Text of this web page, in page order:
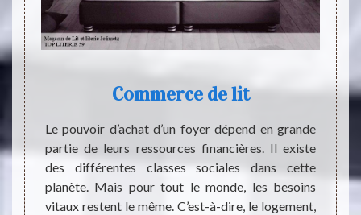
Vous
drap,
des
Commerce de lit
Le pouvoir d’achat d’un foyer dépend en grande
partie de leurs ressources financières. Il existe
des différentes classes sociales dans cette
planète. Mais pour tout le monde, les besoins
vitaux restent le même. C’est-à-dire, le logement,
Le lit
Que
de